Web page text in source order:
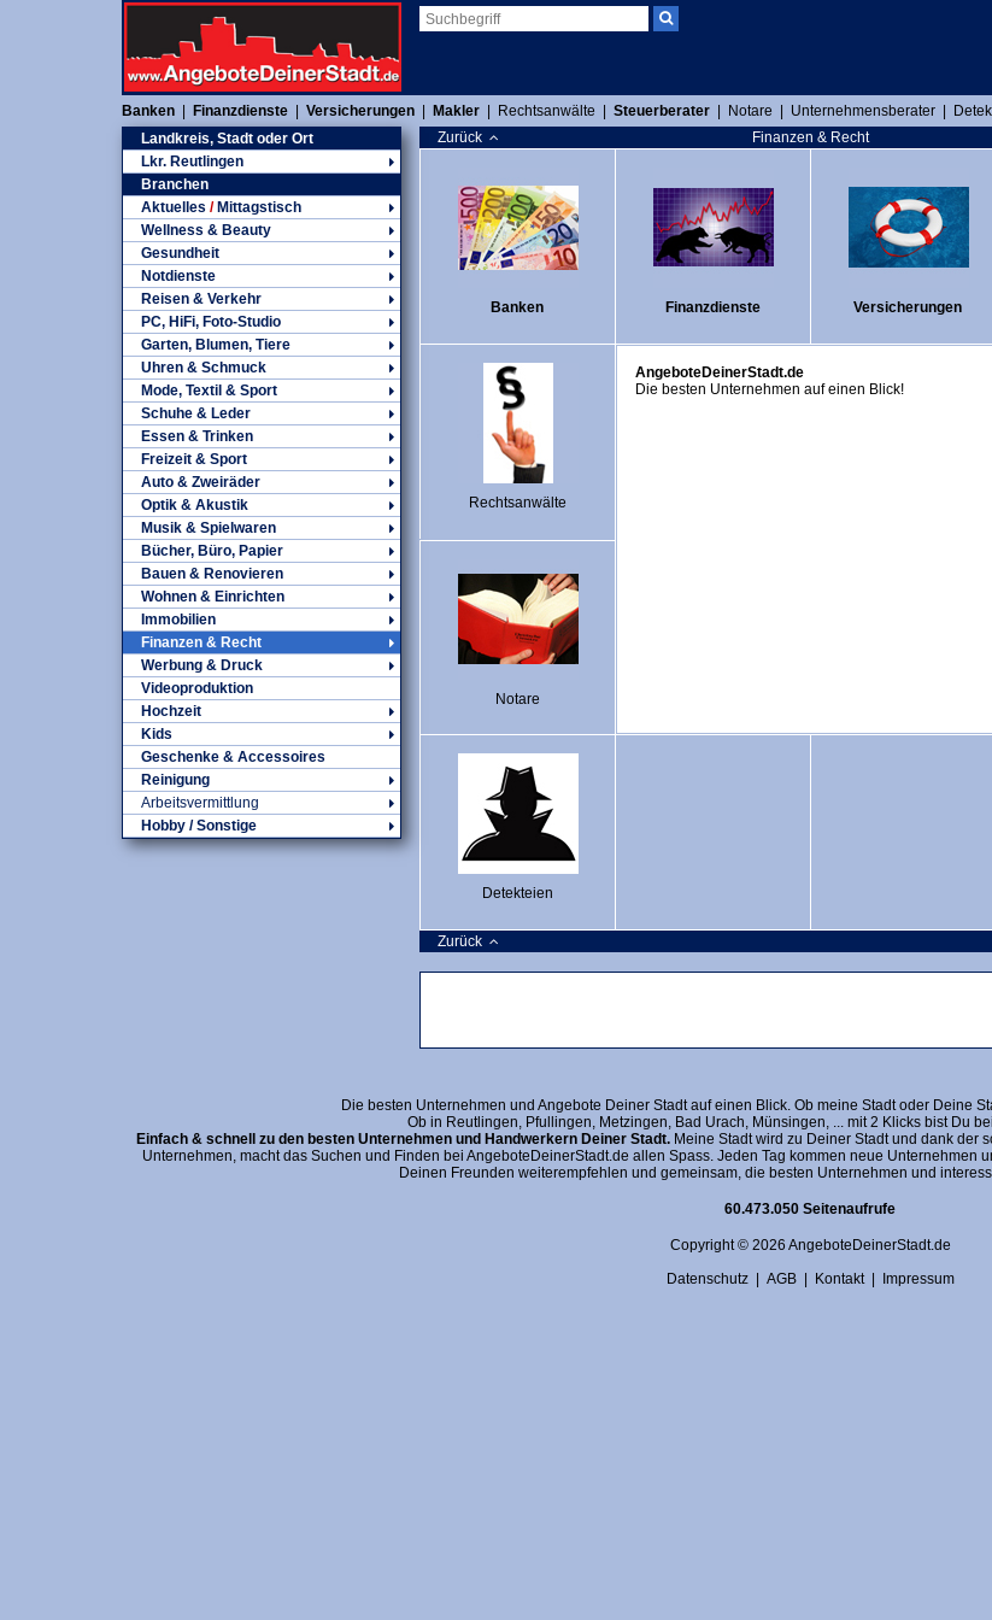
Banken Finanzdienste Versicherungen Makler Rechtsanwälte Steuerberater Notare Unternehmensberater
Landkreis, Stadt oder Ort
Lkr. Reutlingen
Branchen
Aktuelles /Mittagstisch
Wellness & Beauty
Gesundheit
Notdienste
Reisen & Verkehr
PC, HiFi, Foto-Studio
Garten, Blumen, Tiere
Uhren & Schmuck
Mode, Textil & Sport
Schuhe & Leder
Essen & Trinken
Freizeit & Sport
Auto & Zweiräder
Optik & Akustik
Musik & Spielwaren
Bücher, Büro, Papier
Bauen & Renovieren
Wohnen & Einrichten
Immobilien
Finanzen & Recht
Werbung & Druck
Videoproduktion
Hochzeit
Kids
Geschenke & Accessoires
Reinigung
Arbeitsvermittlung
Hobby / Sonstige
Zurück Finanzen & Recht
Banken Finanzdienste Versicherungen
Rechtsanwälte
AngeboteDeinerStadt.de
Die besten Unternehmen auf einen Blick!
Notare
Detekteien
Zurück
Die besten Unternehmen und Angebote Deiner Stadt auf einen Blick. Ob meine Stadt oder Deine
Ob in Reutlingen, Pfullingen, Metzingen, Bad Urach, Münsingen, ... mit 2 Klicks bist Du
Einfach & schnell zu den besten Unternehmen und Handwerkern Deiner Stadt.Meine Stadt wird zu Deiner Stadt und dank der
Unternehmen, macht das Suchen und Finden bei AngeboteDeinerStadt.de allen Spass. Jeden Tag kommen neue Unternehmen
Deinen Freunden weiterempfehlen und gemeinsam, die besten Unternehmen und
60.473.050 Seitenaufrufe
Copyright © 2026 AngeboteDeinerStadt.de
Datenschutz| AGB| Kontakt| Impressum